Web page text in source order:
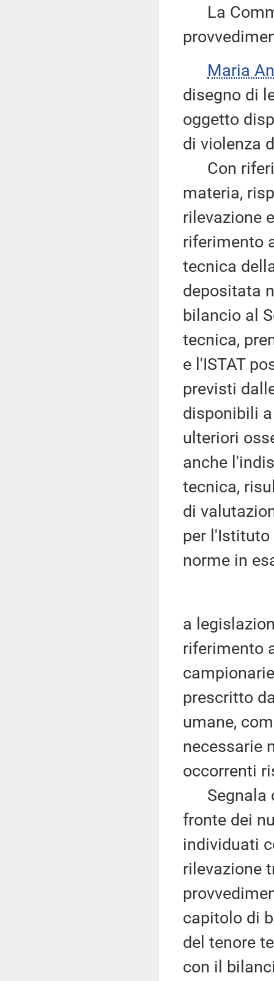
La
Maria
disegno di
oggetto
di violenza
Con
materia,
rilevazione
riferimento
tecnica
depositata
bilancio al
tecnica,
e l'ISTAT
previsti
disponibili
ulteriori
anche
tecnica,
di
per
norme in
a
riferimento
prescritto
umane,
necessarie
occorrenti
Segnala
fronte dei
individuati
rilevazione
capitolo di
del tenore
con il